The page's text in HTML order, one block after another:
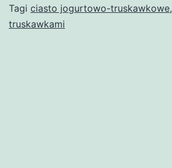
Tagi ciasto jogurtowo-truskawkowe,
truskawkami